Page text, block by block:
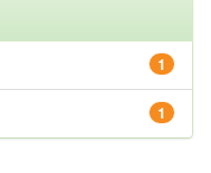
1
1